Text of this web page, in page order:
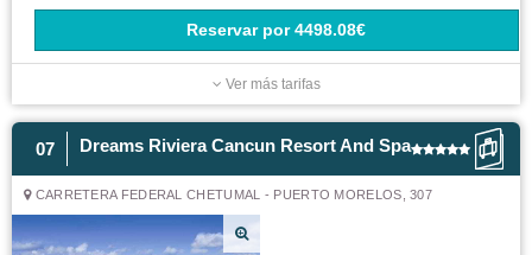
Reservar por 4498.08€
Ver más tarifas
07 Dreams Riviera Cancun Resort And Spa
CARRETERA FEDERAL CHETUMAL - PUERTO MORELOS, 307